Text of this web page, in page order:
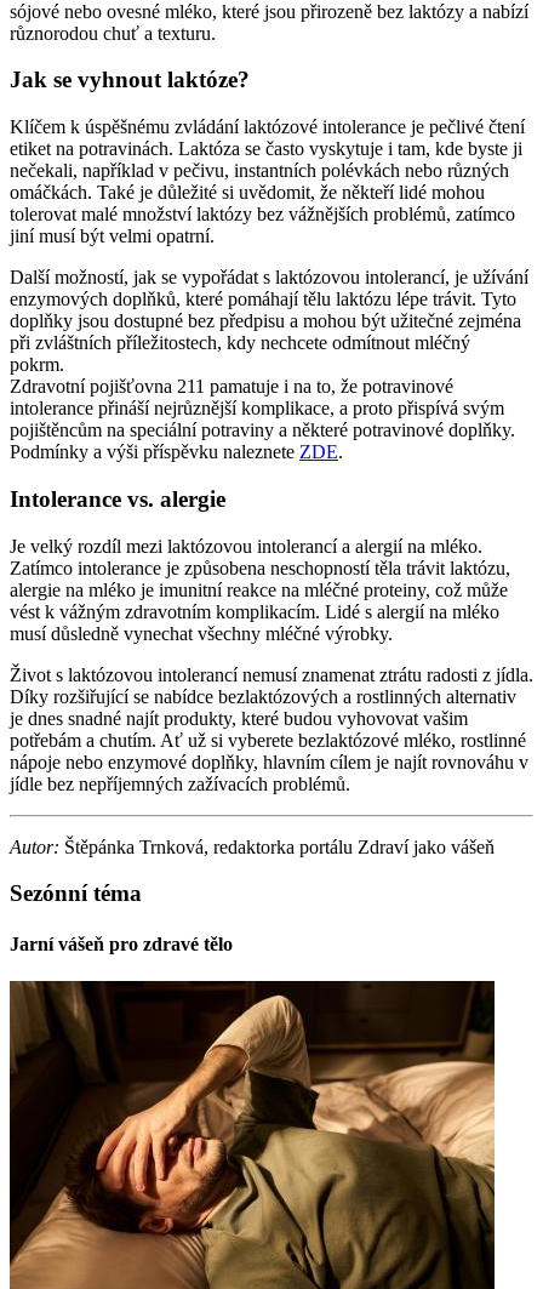
sójové nebo ovesné mléko, které jsou přirozeně bez laktózy a nabízí
různorodou chuť a texturu.
Jak se vyhnout laktóze?
Klíčem k úspěšnému zvládání laktózové intolerance je pečlivé čtení
etiket na potravinách. Laktóza se často vyskytuje i tam, kde byste ji
nečekali, například v pečivu, instantních polévkách nebo různých
omáčkách. Také je důležité si uvědomit, že někteří lidé mohou
tolerovat malé množství laktózy bez vážnějších problémů, zatímco
jiní musí být velmi opatrní.
Další možností, jak se vypořádat s laktózovou intolerancí, je užívání
enzymových doplňků, které pomáhají tělu laktózu lépe trávit. Tyto
doplňky jsou dostupné bez předpisu a mohou být užitečné zejména
při zvláštních příležitostech, kdy nechcete odmítnout mléčný
pokrm.
Zdravotní pojišťovna 211 pamatuje i na to, že potravinové
intolerance přináší nejrůznější komplikace, a proto přispívá svým
pojištěncům na speciální potraviny a některé potravinové doplňky.
Podmínky a výši příspěvku naleznete ZDE.
Intolerance vs. alergie
Je velký rozdíl mezi laktózovou intolerancí a alergií na mléko.
Zatímco intolerance je způsobena neschopností těla trávit laktózu,
alergie na mléko je imunitní reakce na mléčné proteiny, což může
vést k vážným zdravotním komplikacím. Lidé s alergií na mléko
musí důsledně vynechat všechny mléčné výrobky.
Život s laktózovou intolerancí nemusí znamenat ztrátu radosti z jídla.
Díky rozšiřující se nabídce bezlaktózových a rostlinných alternativ
je dnes snadné najít produkty, které budou vyhovovat vašim
potřebám a chutím. Ať už si vyberete bezlaktózové mléko, rostlinné
nápoje nebo enzymové doplňky, hlavním cílem je najít rovnováhu v
jídle bez nepříjemných zažívacích problémů.
Autor: Štěpánka Trnková, redaktorka portálu Zdraví jako vášeň
Sezónní téma
Jarní vášeň pro zdravé tělo